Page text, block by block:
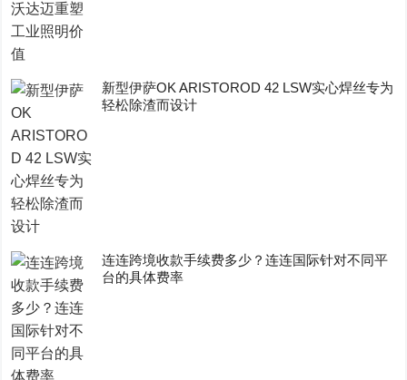
新型伊萨OK ARISTOROD 42 LSW实心焊丝专为
轻松除渣而设计
连连跨境收款手续费多少？连连国际针对不同平
台的具体费率